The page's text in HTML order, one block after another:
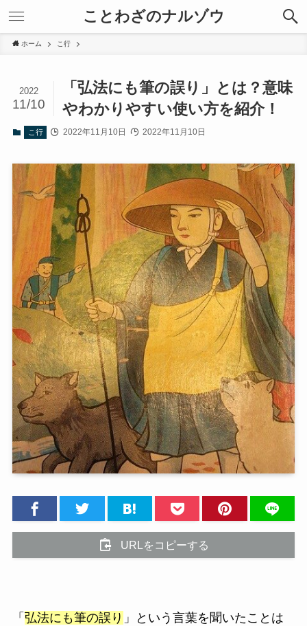
ことわざのナルゾウ
ホーム こ行
「弘法にも筆の誤り」とは？意味
やわかりやすい使い方を紹介！
2022
11/10
こ行 2022年11月10日 2022年11月10日
URLをコピーする
「 弘法にも筆の誤り 」という言葉を聞いたことは